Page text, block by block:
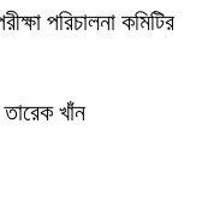
পরিচালনা কমিটির
খাঁন